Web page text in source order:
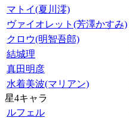
マトイ(夏川澪)
ヴァイオレット(芳澤かすみ)
クロウ(明智吾郎)
結城理
真田明彦
水着美波(マリアン)
星4キャラ
ルフェル